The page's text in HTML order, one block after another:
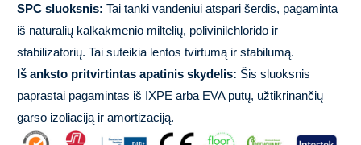
SPC sluoksnis: Tai tanki vandeniui atspari šerdis, pagaminta
iš natūralių kalkakmenio miltelių, polivinilchlorido ir
stabilizatorių. Tai suteikia lentos tvirtumą ir stabilumą.
Iš anksto pritvirtintas apatinis skydelis: Šis sluoksnis
paprastai pagamintas iš IXPE arba EVA putų, užtikrinančių
garso izoliaciją ir amortizaciją.